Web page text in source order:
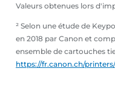
Valeurs obtenues lors
² Selon une étude de
en 2018 par Canon et
ensemble de cartouches
https://fr.canon.ch/